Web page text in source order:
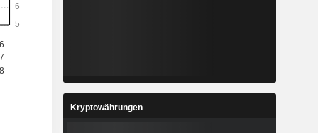
93,53
Kryptowährungen